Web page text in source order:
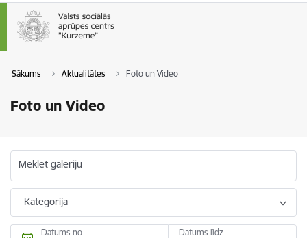
Sākums Aktualitātes Foto un Video
Foto un Video
Meklēt galeriju
Kategorija
Datums no Datums līdz